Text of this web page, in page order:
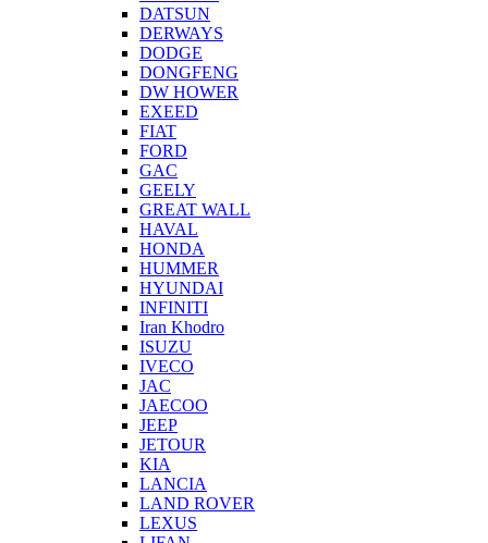
DATSUN
DERWAYS
DODGE
DONGFENG
DW HOWER
EXEED
FIAT
FORD
GAC
GEELY
GREAT WALL
HAVAL
HONDA
HUMMER
HYUNDAI
INFINITI
Iran Khodro
ISUZU
IVECO
JAC
JAECOO
JEEP
JETOUR
KIA
LANCIA
LAND ROVER
LEXUS